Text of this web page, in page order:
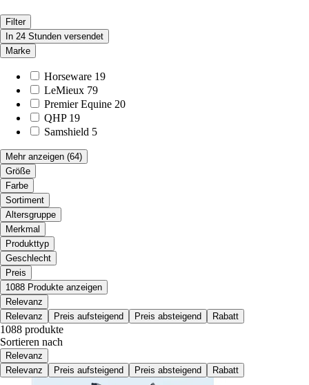
Filter
In 24 Stunden versendet
Marke
Horseware 19
LeMieux 79
Premier Equine 20
QHP 19
Samshield 5
Mehr anzeigen (64)
Größe
Farbe
Sortiment
Altersgruppe
Merkmal
Produkttyp
Geschlecht
Preis
1088 Produkte anzeigen
Relevanz
Relevanz
Preis aufsteigend Preis absteigend Rabatt
1088 produkte
Sortieren nach
Relevanz
Relevanz
Preis aufsteigend Preis absteigend Rabatt